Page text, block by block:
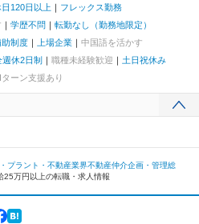
120日以上
フレックス勤務
学歴不問
転勤なし（勤務地限定）
制度 上場企業
中国語を活かす
週休2日制 職種未経験歓迎
土日祝休み
ターン支援あり
プラント・不動産業界不動産仲介企画・管理総
25万円以上の転職・求人情報